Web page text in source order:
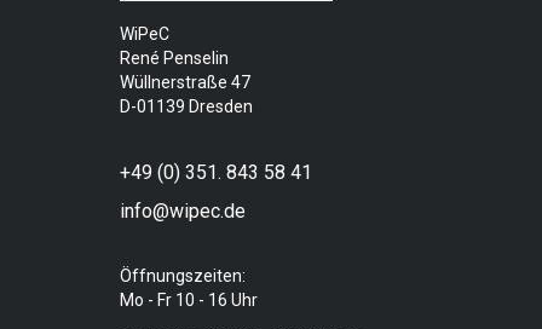
WiPeC
René Penselin
Wüllnerstraße 47
D-01139 Dresden
+49 (0) 351. 843 58 41
info@wipec.de
Öffnungszeiten:
Mo - Fr 10 - 16 Uhr